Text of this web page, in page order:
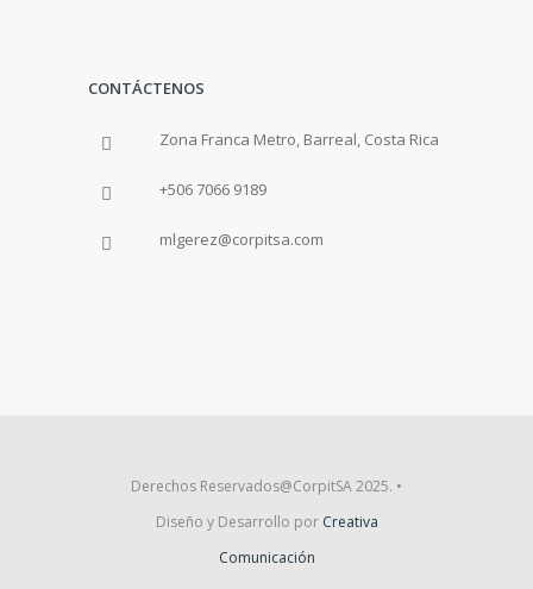
CONTÁCTENOS
Zona Franca Metro, Barreal, Costa Rica
+506 7066 9189
mlgerez@corpitsa.com
Derechos Reservados@CorpitSA 2025. •
Diseño y Desarrollo por Creativa
Comunicación